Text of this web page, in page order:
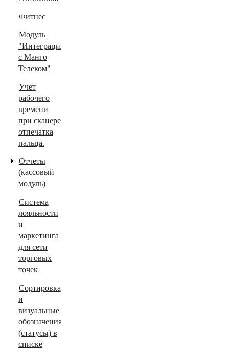
Фитнес
Модуль
"Интеграция
с Манго
Телеком"
Учет
рабочего
времени
при сканере
отпечатка
пальца.
Отчеты
(кассовый
модуль)
Система
лояльности
и
маркетинга
для сети
торговых
точек
Сортировка
и
визуальные
обозначения
(статусы) в
списке